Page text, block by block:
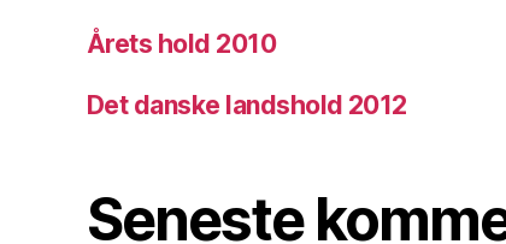
Årets hold 2010
Det danske landshold 2012
Seneste